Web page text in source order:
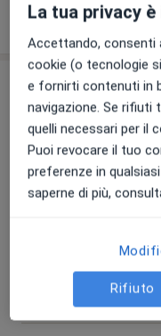
Prestazioni e prezzi
Visita cardiologica
Da 165 € Dettagli
ECG dinamico
Holter pressorio
Dettagli
La tua privacy
Accettando, consenti
cookie (o tecnologie
e fornirti contenuti in
navigazione. Se
quelli necessari per il
Puoi revocare il tuo
preferenze in
saperne di più,
Rifiuto